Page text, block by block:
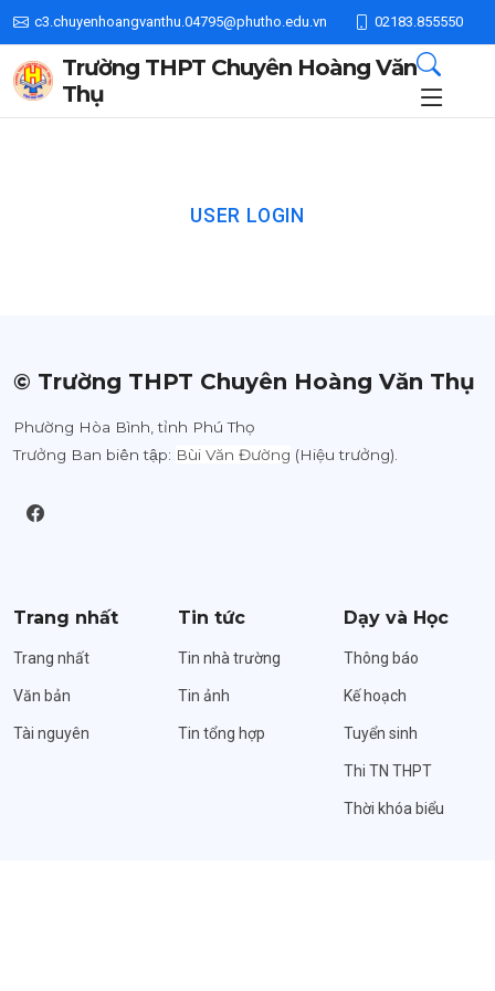
c3.chuyenhoangvanthu.04795@phutho.edu.vn 02183.855550
Trường THPT Chuyên Hoàng Văn
Thụ
USER LOGIN
© Trường THPT Chuyên Hoàng Văn Thụ
Phường Hòa Bình, tỉnh Phú Thọ
Trưởng Ban biên tập: Bùi Văn Đường (Hiệu trưởng).
Trang nhất
Trang nhất
Văn bản
Tài nguyên
Tin tức
Tin nhà trường
Tin ảnh
Tin tổng hợp
Dạy và Học
Thông báo
Kế hoạch
Tuyển sinh
Thi TN THPT
Thời khóa biểu